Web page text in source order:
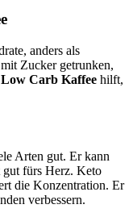
anders als
Zucker getrunken,
Low Carb Kaffee hilft,
Arten gut. Er kann
gut fürs Herz. Keto
die Konzentration. Er
verbessern.